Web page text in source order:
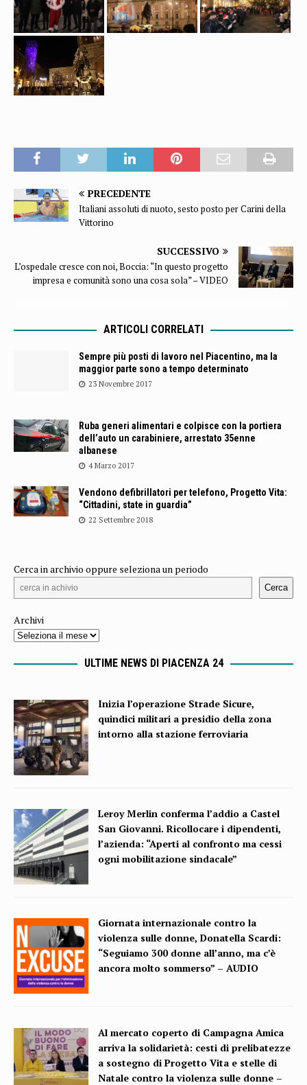
PRECEDENTE
Italiani assoluti di nuoto, sesto posto per Carini della
Vittorino
SUCCESSIVO
L’ospedale cresce con noi, Boccia: “In questo progetto
impresa e comunità sono una cosa sola” – VIDEO
ARTICOLI CORRELATI
Sempre più posti di lavoro nel Piacentino, ma la
maggior parte sono a tempo determinato
23 Novembre 2017
Ruba generi alimentari e colpisce con la portiera
dell’auto un carabiniere, arrestato 35enne
albanese
4 Marzo 2017
Vendono defibrillatori per telefono, Progetto Vita:
“Cittadini, state in guardia”
22 Settembre 2018
Cerca in archivio oppure seleziona un periodo
Cerca
Archivi
ULTIME NEWS DI PIACENZA 24
Inizia l’operazione Strade Sicure,
quindici militari a presidio della zona
intorno alla stazione ferroviaria
Leroy Merlin conferma l’addio a Castel
San Giovanni. Ricollocare i dipendenti,
l’azienda: “Aperti al confronto ma cessi
ogni mobilitazione sindacale”
Giornata internazionale contro la
violenza sulle donne, Donatella Scardi:
“Seguiamo 300 donne all’anno, ma c’è
ancora molto sommerso” – AUDIO
Al mercato coperto di Campagna Amica
arriva la solidarietà: cesti di prelibatezze
a sostegno di Progetto Vita e stelle di
Natale contro la violenza sulle donne –